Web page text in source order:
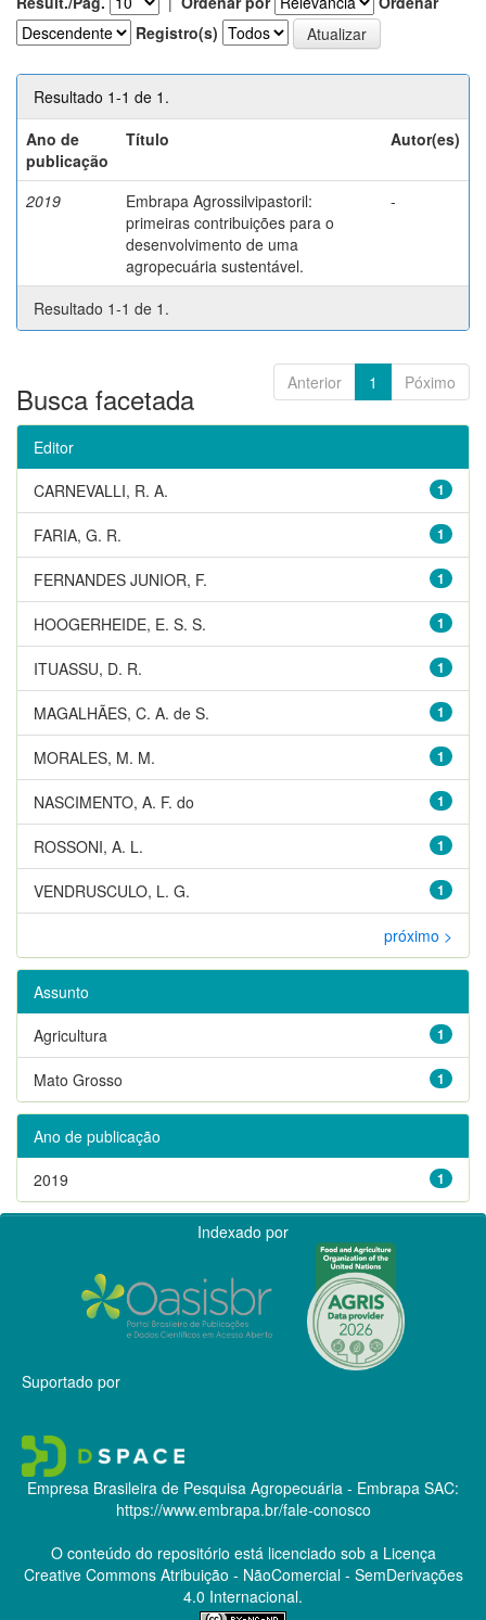
Registro(s)
Resultado 1-1 de 1.
Ano de
publicação
Título Autor(es)
2019
Embrapa Agrossilvipastoril:
primeiras contribuições para o
desenvolvimento de uma
agropecuária sustentável.
-
Resultado 1-1 de 1.
Anterior 1 Póximo
Busca facetada
Editor
1
CARNEVALLI, R. A.
1
FARIA, G. R.
1
FERNANDES JUNIOR, F.
1
HOOGERHEIDE, E. S. S.
1
ITUASSU, D. R.
1
MAGALHÃES, C. A. de S.
1
MORALES, M. M.
1
NASCIMENTO, A. F. do
1
ROSSONI, A. L.
1
VENDRUSCULO, L. G.
próximo >
Assunto
1
Agricultura
1
Mato Grosso
Ano de publicação
1
2019
Indexado por
Suportado por
Empresa Brasileira de Pesquisa Agropecuária - Embrapa SAC:
https://www.embrapa.br/fale-conosco
O conteúdo do repositório está licenciado sob a Licença
Creative CommonsAtribuição - NãoComercial - SemDerivações
4.0 Internacional.